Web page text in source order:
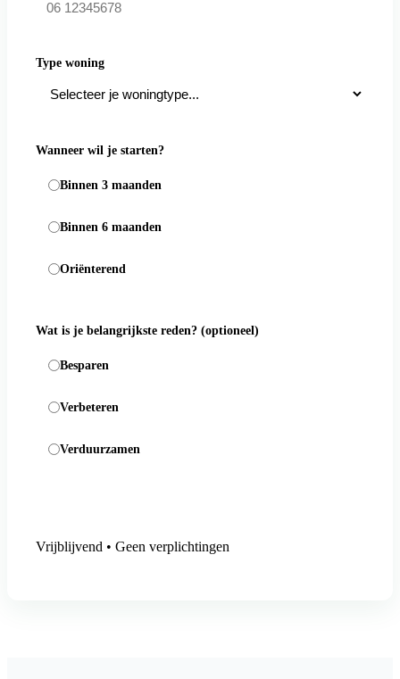
Type woning
Wanneer wil je starten?
Binnen 3 maanden
Binnen 6 maanden
Oriënterend
Wat is je belangrijkste reden? (optioneel)
Besparen
Verbeteren
Verduurzamen
Vrijblijvend • Geen verplichtingen